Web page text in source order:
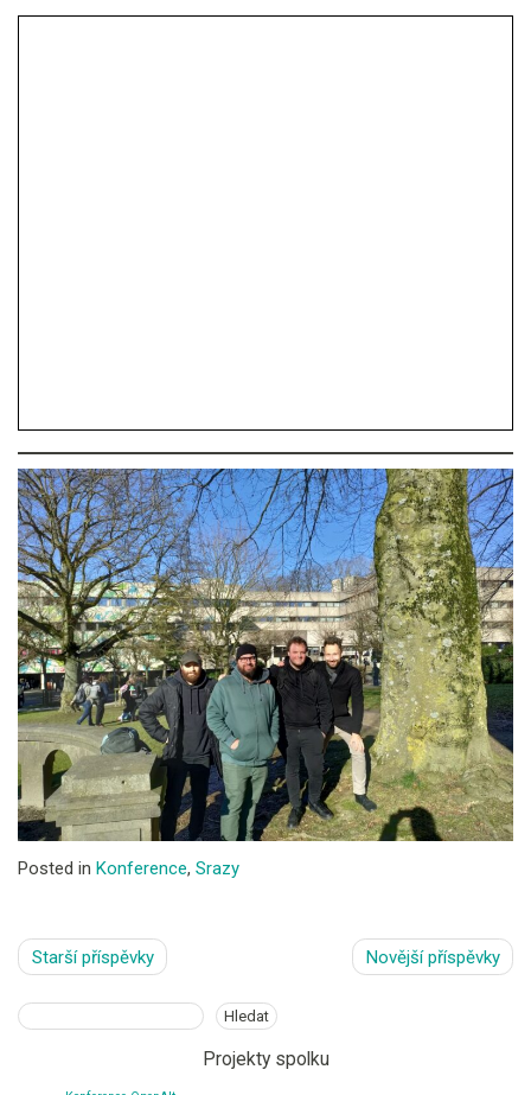
Posted in Konference, Srazy
Navigace
pro
příspěvky
Starší příspěvky Novější příspěvky
Hledat Hledat
Projekty spolku